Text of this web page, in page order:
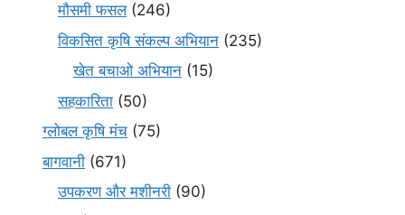
मौसमी फसल(246)
विकसित कृषि संकल्प अभियान (235)
खेत बचाओ अभियान (15)
सहकारिता (50)
ग्लोबल कृषि मंच (75)
बागवानी (671)
उपकरण और मशीनरी (90)